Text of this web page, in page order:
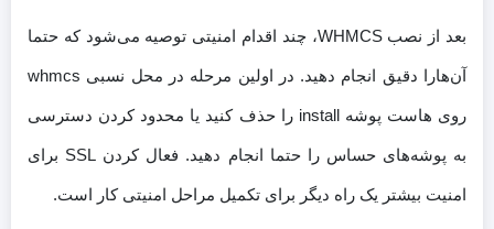
بعد از نصب WHMCS، چند اقدام امنیتی توصیه می‌شود که حتما
آن‌هارا دقیق انجام دهید. در اولین مرحله در محل نسبی whmcs
روی هاست پوشه install را حذف کنید یا محدود کردن دسترسی
به پوشه‌های حساس را حتما انجام دهید. فعال کردن SSL برای
امنیت بیشتر یک راه دیگر برای تکمیل مراحل امنیتی کار است.